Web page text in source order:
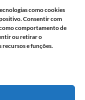
como cookies
Consentir com
comportamento de
ou retirar o
e funções.